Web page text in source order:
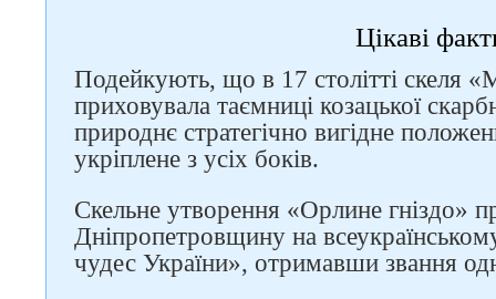
Цікаві
Подейкують, що в 17 столітті скеля
приховувала таємниці козацької
природнє стратегічно вигідне
укріплене з усіх боків.
Скельне утворення «Орлине гніздо»
Дніпропетровщину на
чудес України», отримавши звання